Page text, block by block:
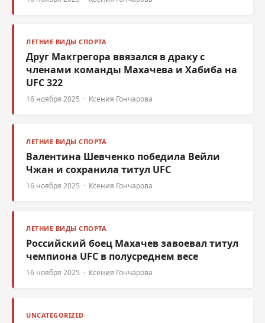
ЛЕТНИЕ ВИДЫ СПОРТА
Друг Макгрегора ввязался в драку с
членами команды Махачева и Хабиба на
UFC 322
16 ноября 2025 · Ксения Гончарова
ЛЕТНИЕ ВИДЫ СПОРТА
Валентина Шевченко победила Вейли
Чжан и сохранила титул UFC
16 ноября 2025 · Ксения Гончарова
ЛЕТНИЕ ВИДЫ СПОРТА
Российский боец Махачев завоевал титул
чемпиона UFC в полусреднем весе
16 ноября 2025 · Ксения Гончарова
UNCATEGORIZED